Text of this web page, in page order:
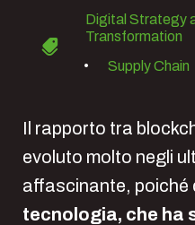
Digital Strategy
Transformation
•
Supply Chain
Il rapporto tra
evoluto molto negli
affascinante, poiché
tecnologia, che ha